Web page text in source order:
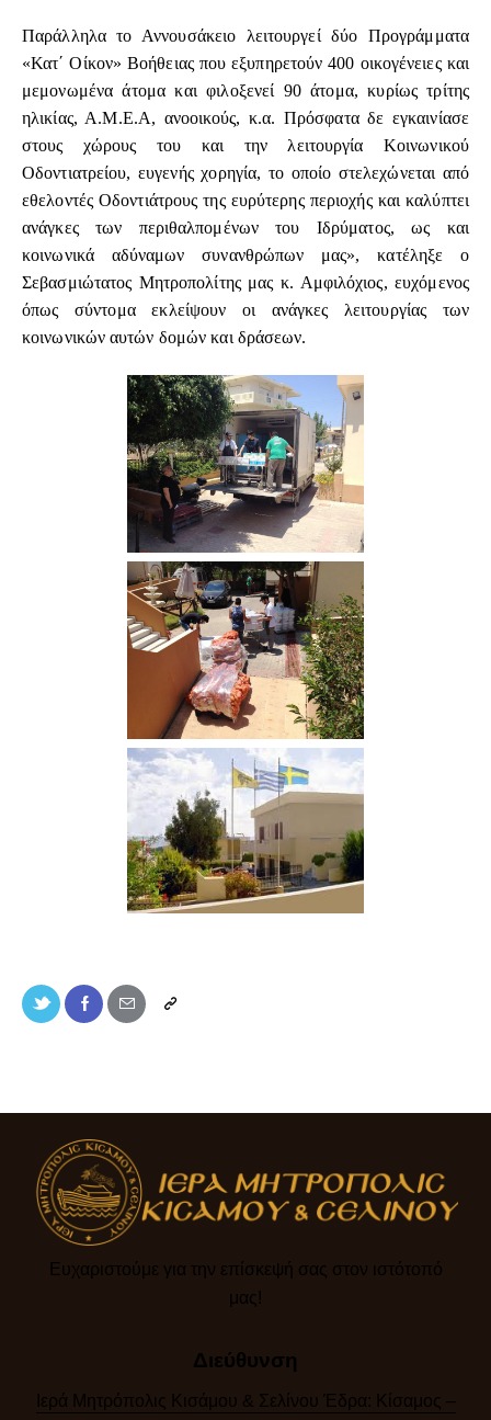
Παράλληλα το Αννουσάκειο λειτουργεί δύο Προγράμματα
«Κατ΄ Οίκον» Βοήθειας που εξυπηρετούν 400 οικογένειες και
μεμονωμένα άτομα και φιλοξενεί 90 άτομα, κυρίως τρίτης
ηλικίας, Α.Μ.Ε.Α, ανοοικούς, κ.α. Πρόσφατα δε εγκαινίασε
στους χώρους του και την λειτουργία Κοινωνικού
Οδοντιατρείου, ευγενής χορηγία, το οποίο στελεχώνεται από
εθελοντές Οδοντιάτρους της ευρύτερης περιοχής και καλύπτει
ανάγκες των περιθαλπομένων του Ιδρύματος, ως και
κοινωνικά αδύναμων συνανθρώπων μας», κατέληξε ο
Σεβασμιώτατος Μητροπολίτης μας κ. Αμφιλόχιος, ευχόμενος
όπως σύντομα εκλείψουν οι ανάγκες λειτουργίας των
κοινωνικών αυτών δομών και δράσεων.
Ευχαριστούμε για την επίσκεψή σας στον ιστότοπό
μας!​
Διεύθυνση
Ιερά Μητρόπολις Κισάμου & Σελίνου Έδρα: Κίσαμος –